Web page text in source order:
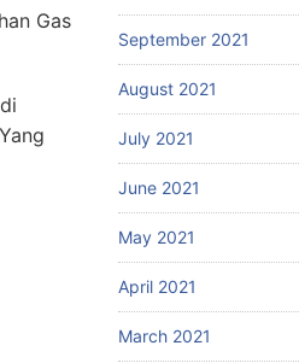
Gas
September 2021
August 2021
July 2021
June 2021
May 2021
April 2021
March 2021